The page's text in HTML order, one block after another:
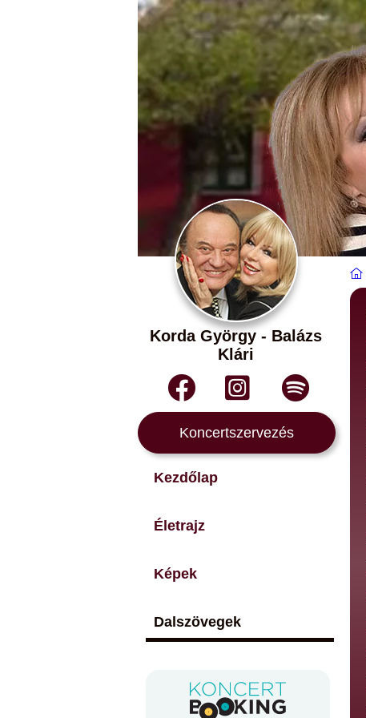
Korda György - Balázs
Klári
Koncertszervezés
Kezdőlap
Életrajz
Képek
Dalszövegek